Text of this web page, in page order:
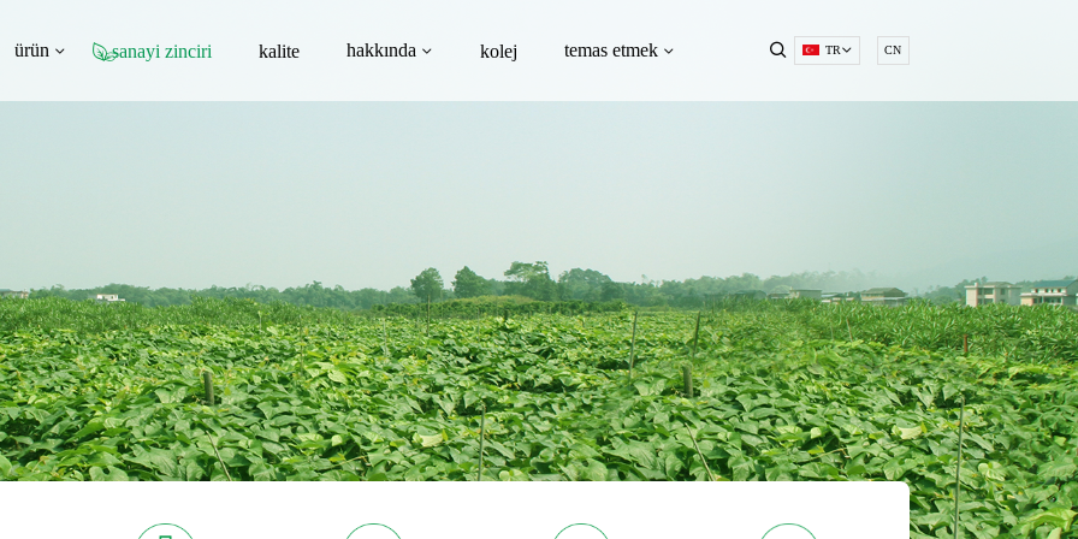
ürün sanayi zinciri kalite hakkında kolej temas etmek TR CN